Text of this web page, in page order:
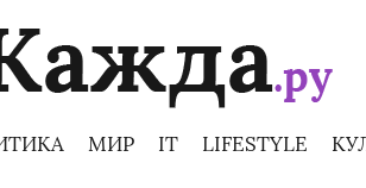
МИР IT LIFESTYLE